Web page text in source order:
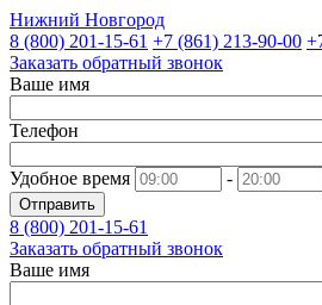
Нижний Новгород
8 (800) 201-15-61 +7 (861) 213-90-00
Заказать обратный звонок
Ваше имя
Телефон
Удобное время -
Отправить
8 (800) 201-15-61
Заказать обратный звонок
Ваше имя